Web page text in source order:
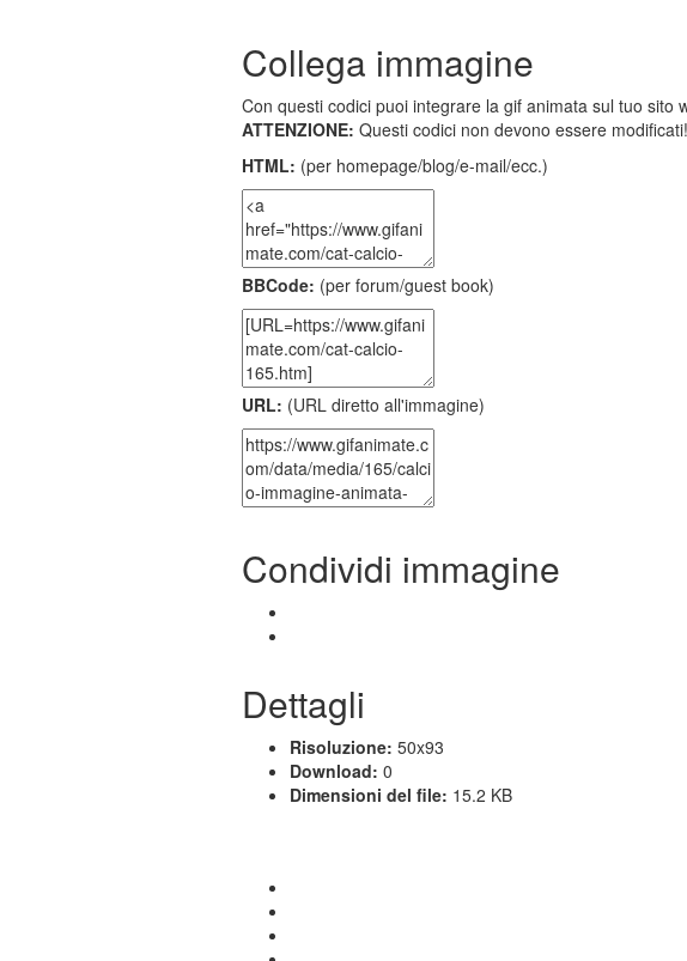
Collega immagine
Con questi codici puoi integrare la gif animata sul tuo sito
ATTENZIONE: Questi codici non devono essere modificati!
HTML: (per homepage/blog/e-mail/ecc.)
BBCode: (per forum/guest book)
URL: (URL diretto all'immagine)
Condividi immagine
Dettagli
Risoluzione: 50x93
Download: 0
Dimensioni del file: 15.2 KB